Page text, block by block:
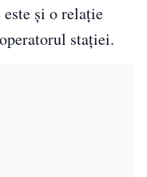
și o relație
stației.